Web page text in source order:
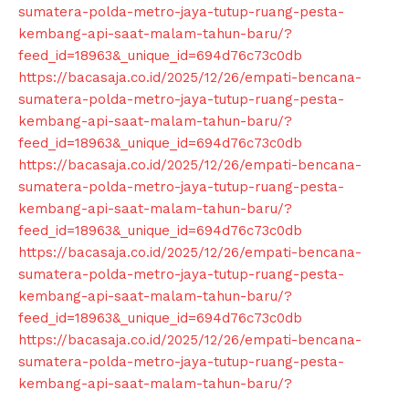
sumatera-polda-metro-jaya-tutup-ruang-pesta-
kembang-api-saat-malam-tahun-baru/?
feed_id=18963&_unique_id=694d76c73c0db
https://bacasaja.co.id/2025/12/26/empati-bencana-
sumatera-polda-metro-jaya-tutup-ruang-pesta-
kembang-api-saat-malam-tahun-baru/?
feed_id=18963&_unique_id=694d76c73c0db
https://bacasaja.co.id/2025/12/26/empati-bencana-
sumatera-polda-metro-jaya-tutup-ruang-pesta-
kembang-api-saat-malam-tahun-baru/?
feed_id=18963&_unique_id=694d76c73c0db
https://bacasaja.co.id/2025/12/26/empati-bencana-
sumatera-polda-metro-jaya-tutup-ruang-pesta-
kembang-api-saat-malam-tahun-baru/?
feed_id=18963&_unique_id=694d76c73c0db
https://bacasaja.co.id/2025/12/26/empati-bencana-
sumatera-polda-metro-jaya-tutup-ruang-pesta-
kembang-api-saat-malam-tahun-baru/?